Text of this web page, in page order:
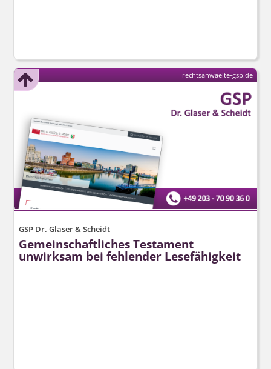
GSP Dr. Glaser & Scheidt
Gemeinschaftliches Testament
unwirksam bei fehlender Lesefähigkeit
rechtsanwaelte-gsp.de